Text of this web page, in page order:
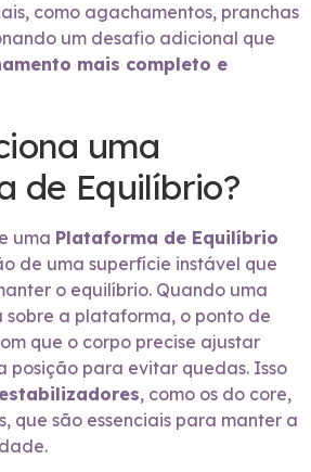
como agachamentos, pranchas
um desafio adicional que
mais completo e
uma
de Equilíbrio?
uma Plataforma de Equilíbrio
de uma superfície instável que
o equilíbrio. Quando uma
sobre a plataforma, o ponto de
que o corpo precise ajustar
posição para evitar quedas. Isso
, como os do core,
que são essenciais para manter a